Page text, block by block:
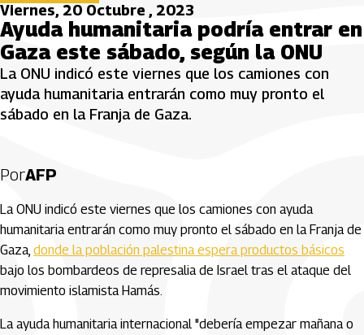
Viernes, 20 Octubre , 2023
Ayuda humanitaria podría entrar en
Gaza este sábado, según la ONU
La ONU indicó este viernes que los camiones con
ayuda humanitaria entrarán como muy pronto el
sábado en la Franja de Gaza.
PorAFP
La ONU indicó este viernes que los camiones con ayuda
humanitaria entrarán como muy pronto el sábado en la Franja de
Gaza, donde la población palestina espera productos básicos
bajo los bombardeos de represalia de Israel tras el ataque del
movimiento islamista Hamás.
La ayuda humanitaria internacional "debería empezar mañana o